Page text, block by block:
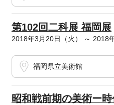
第102回二科展 福岡展
2018年3月20日（火） ～ 2018
福岡県立美術館
昭和戦前期の美術ー